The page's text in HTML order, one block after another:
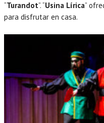
“Turandot”. “Usina Lírica”
para disfrutar en casa.